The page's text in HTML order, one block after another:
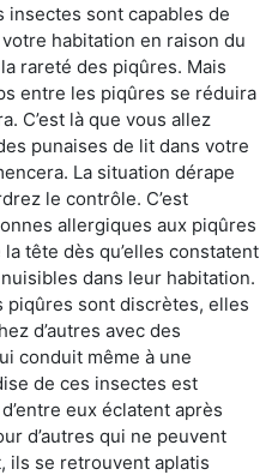
sont capables de
habitation en raison du
rareté des piqûres. Mais
entre les piqûres se réduira
C’est là que vous allez
punaises de lit dans votre
La situation dérape
le contrôle. C’est
allergiques aux piqûres
tête dès qu’elles constatent
dans leur habitation.
piqûres sont discrètes, elles
d’autres avec des
conduit même à une
de ces insectes est
eux éclatent après
d’autres qui ne peuvent
ils se retrouvent aplatis